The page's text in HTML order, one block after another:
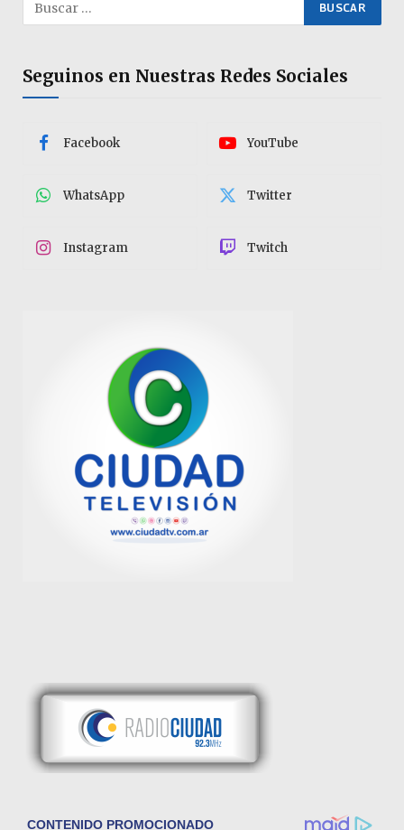
Seguinos en Nuestras Redes Sociales
Facebook YouTube
WhatsApp Twitter
Instagram Twitch